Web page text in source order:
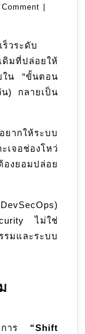
ดิมที่ปล่อยให้
ใน “ขั้นตอน
) กลายเป็น
ยากให้ระบบ
เจอช่องโหว่
งยอมปล่อย
ไม่ใช่
มและระบบ
การ “Shift